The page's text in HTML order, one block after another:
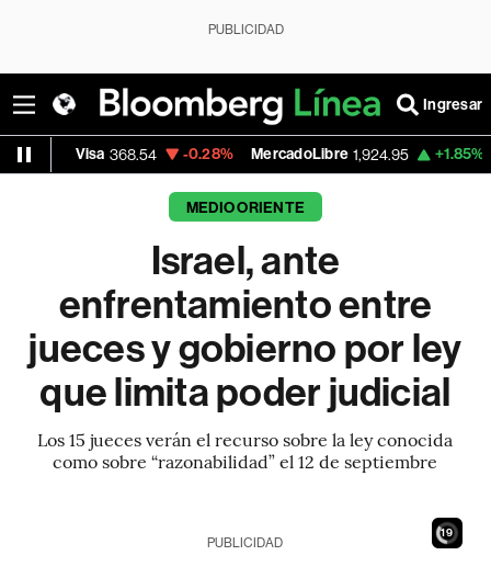
PUBLICIDAD
Ingresar
-0.28% MercadoLibre 1,924.95 +1.85% Banco de
MEDIO ORIENTE
Israel, ante
enfrentamiento entre
jueces y gobierno por ley
que limita poder judicial
Los 15 jueces verán el recurso sobre la ley conocida
como sobre “razonabilidad” el 12 de septiembre
17
PUBLICIDAD